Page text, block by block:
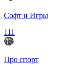
Софт и Игры
111
Про спорт